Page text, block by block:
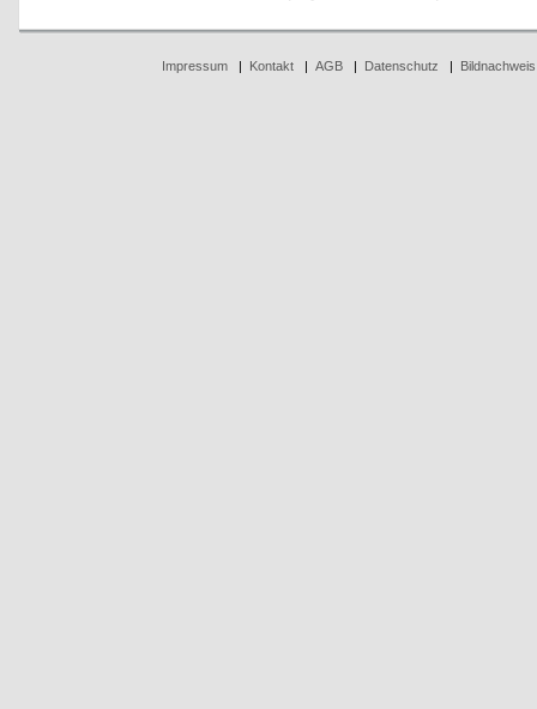
Impressum| Kontakt| AGB| Datenschutz Bildnachweis